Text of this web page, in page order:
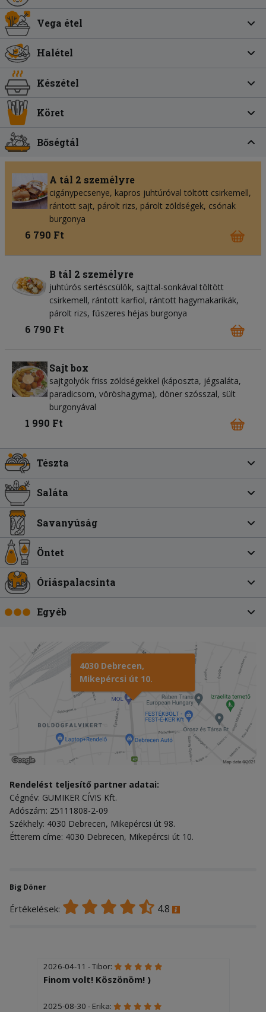
Vega étel
Halétel
Készétel
Köret
Bőségtál
A tál 2 személyre
cigánypecsenye, kapros juhtúróval töltött csirkemell,
rántott sajt, párolt rizs, párolt zöldségek, csónak
burgonya
6 790 Ft
B tál 2 személyre
juhtúrós sertéscsülök, sajttal-sonkával töltött
csirkemell, rántott karfiol, rántott hagymakarikák,
párolt rizs, fűszeres héjas burgonya
6 790 Ft
Sajt box
sajtgolyók friss zöldségekkel (káposzta, jégsaláta,
paradicsom, vöröshagyma), döner szósszal, sült
burgonyával
1 990 Ft
Tészta
Saláta
Savanyúság
Öntet
Óriáspalacsinta
Egyéb
4030 Debrecen,
Mikepércsi út 10.
Rendelést teljesítő partner adatai:
Cégnév: GUMIKER CÍVIS Kft.
Adószám: 25111808-2-09
Székhely: 4030 Debrecen, Mikepércsi út 98.
Étterem címe: 4030 Debrecen, Mikepércsi út 10.
Big Döner
Értékelések: 4.8
2026-04-11 - Tibor:
Finom volt! Köszönöm! )
2025-08-30 - Erika: